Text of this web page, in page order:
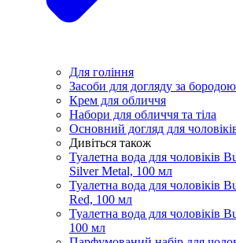
Для гоління
Засоби для догляду за бородою
Крем для обличчя
Набори для обличчя та тіла
Основний догляд для
Дивіться також
Туалетна вода для чоловіків
Silver Metal, 100 мл
Туалетна вода для чоловіків
Red, 100 мл
Туалетна вода для чоловіків
100 мл